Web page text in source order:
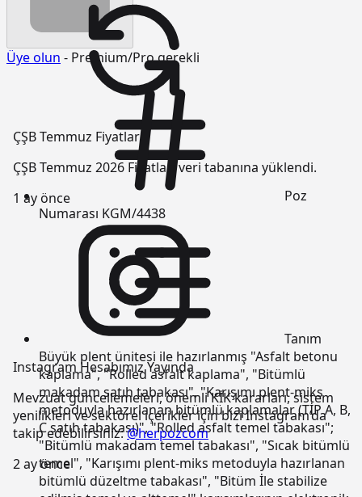
ÇŞB Temmuz Fiyatları
ÇŞB Temmuz 2026 Fiyatları veri tabanına yüklendi.
1 ay önce
Instagram Hesabımız Yayında
Mevzuat güncellemeleri, önemli KİK kararları, sistem
yenilikleri ve sektörel içerikler için bizi Instagram’da
takip edebilirsiniz:@herpozcom
2 ay önce
Üye olun - Premium/Pro gerekli
Poz
Numarası KGM/4438
Tanım
Büyük plent ünitesi ile hazırlanmış "Asfalt betonu
kaplama", "Rolled asfalt kaplama", "Bitümlü
makadam satıh tabakası", "Karışımı plent-miks
metoduyla hazırlanan bitümlü kaplamalar (TİP A, B,
C satıh tabakası)", "Rolled asfalt temel tabakası";
"Bitümlü makadam temel tabakası", "Sıcak bitümlü
temel", "Karışımı plent-miks metoduyla hazırlanan
bitümlü düzeltme tabakası", "Bitüm İle stabilize